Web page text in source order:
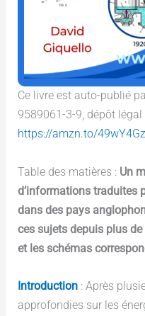
Ce livre est auto-publié
9589061-3-9, dépôt
https://amzn.to/49wY4Gz
Table des matières : Un
d’informations traduites
dans des pays
ces sujets depuis plus
et les schémas
Introduction : Après
approfondies sur les